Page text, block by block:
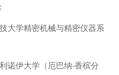
：
大学精密机械与精密仪器系
诺伊大学（厄巴纳-香槟分